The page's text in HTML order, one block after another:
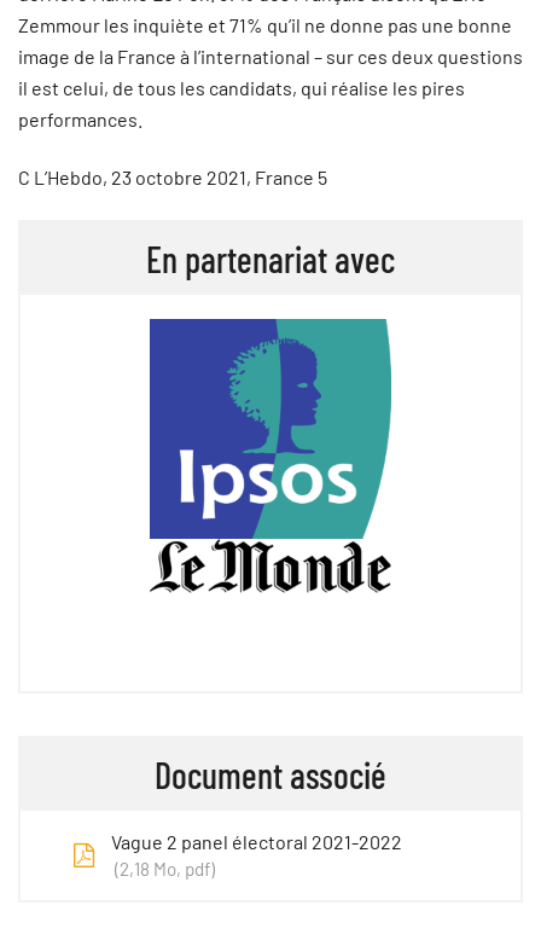
Zemmour les inquiète et 71% qu’il ne donne pas une bonne
image de la France à l’international – sur ces deux questions
il est celui, de tous les candidats, qui réalise les pires
performances.
C L’Hebdo, 23 octobre 2021, France 5
En partenariat avec
Document associé
Vague 2 panel électoral 2021-2022
2,18 Mo, pdf